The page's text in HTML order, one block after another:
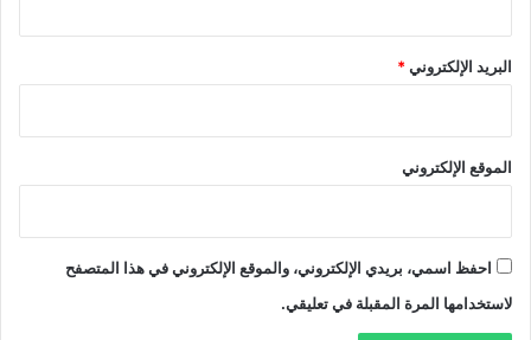
البريد الإلكتروني*
الموقع الإلكتروني
احفظ اسمي، بريدي الإلكتروني، والموقع الإلكتروني في هذا المتصفح
لاستخدامها المرة المقبلة في تعليقي.